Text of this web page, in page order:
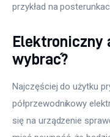
przykład na
Elektroniczny
wybrać?
Najczęściej do użytku
półprzewodnikowy
się na urządzenie